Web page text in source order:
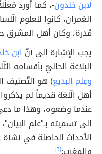
لابن خلدون-، كما أورد
العُمران، كانوا للعلوم
قُدرة، وكان أهل المشرق
يجب الإشارة إلى أنّ ابن
البلاغة الحاليّ بأقسامه
وعِلم البديع) هو التّصنيف
أهل الّلغة قديماً لم
عندما وضعوه، وهذا ما
إلى تسميته بـ"علم
الأحداث الحاصلة في
[٦]